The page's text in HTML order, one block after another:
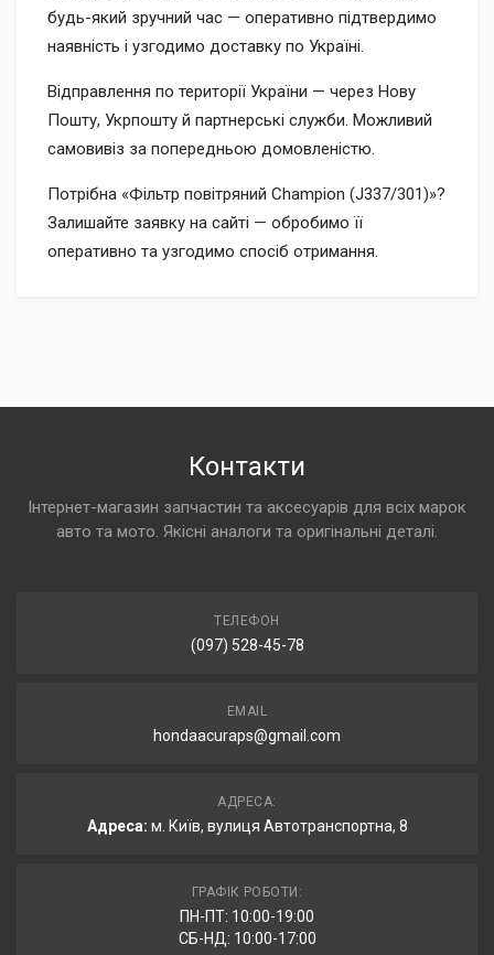
будь-який зручний час — оперативно підтвердимо
наявність і узгодимо доставку по Україні.
Відправлення по території України — через Нову
Пошту, Укрпошту й партнерські служби. Можливий
самовивіз за попередньою домовленістю.
Потрібна «Фільтр повітряний Champion (J337/301)»?
Залишайте заявку на сайті — обробимо її
оперативно та узгодимо спосіб отримання.
Контакти
Інтернет-магазин запчастин та аксесуарів для всіх марок
авто та мото. Якісні аналоги та оригінальні деталі.
ТЕЛЕФОН
(097) 528-45-78
EMAIL
hondaacuraps@gmail.com
АДРЕСА:
Адреса: м. Київ, вулиця Автотранспортна, 8
ГРАФІК РОБОТИ:
ПН-ПТ: 10:00-19:00
СБ-НД: 10:00-17:00